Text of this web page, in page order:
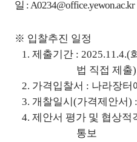
일 : A0234@office.yewon.ac.kr
※ 입찰추진 일정
1. 제출기간 : 2025.11.4.(
법 직접 제출)
2. 가격입찰서 : 나라장터
3. 개찰일시(가격제안서)
4. 제안서 평가 및 협상적
통보